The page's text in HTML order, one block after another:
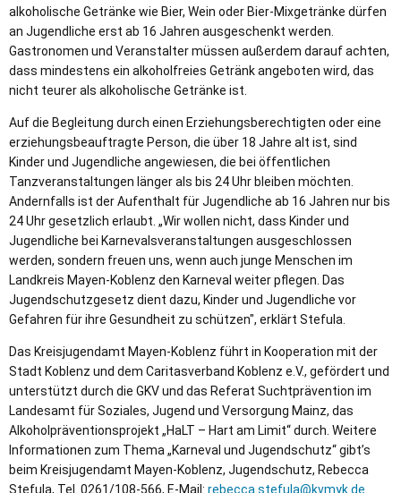
alkoholische Getränke wie Bier, Wein oder Bier-Mixgetränke dürfen
an Jugendliche erst ab 16 Jahren ausgeschenkt werden.
Gastronomen und Veranstalter müssen außerdem darauf achten,
dass mindestens ein alkoholfreies Getränk angeboten wird, das
nicht teurer als alkoholische Getränke ist.
Auf die Begleitung durch einen Erziehungsberechtigten oder eine
erziehungsbeauftragte Person, die über 18 Jahre alt ist, sind
Kinder und Jugendliche angewiesen, die bei öffentlichen
Tanzveranstaltungen länger als bis 24 Uhr bleiben möchten.
Andernfalls ist der Aufenthalt für Jugendliche ab 16 Jahren nur bis
24 Uhr gesetzlich erlaubt. „Wir wollen nicht, dass Kinder und
Jugendliche bei Karnevalsveranstaltungen ausgeschlossen
werden, sondern freuen uns, wenn auch junge Menschen im
Landkreis Mayen-Koblenz den Karneval weiter pflegen. Das
Jugendschutzgesetz dient dazu, Kinder und Jugendliche vor
Gefahren für ihre Gesundheit zu schützen", erklärt Stefula.
Das Kreisjugendamt Mayen-Koblenz führt in Kooperation mit der
Stadt Koblenz und dem Caritasverband Koblenz e.V., gefördert und
unterstützt durch die GKV und das Referat Suchtprävention im
Landesamt für Soziales, Jugend und Versorgung Mainz, das
Alkoholpräventionsprojekt „HaLT – Hart am Limit“ durch. Weitere
Informationen zum Thema „Karneval und Jugendschutz“ gibt’s
beim Kreisjugendamt Mayen-Koblenz, Jugendschutz, Rebecca
Stefula, Tel. 0261/108-566, E-Mail: rebecca.stefula@kvmyk.de